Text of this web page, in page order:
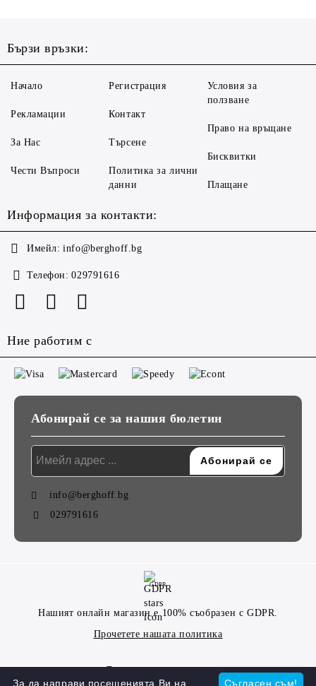
Бързи връзки:
Начало
Рекламации
За Нас
Чести Въпроси
Регистрация
Контакт
Търсене
Политика за лични
данни
Условия за
ползване
Право на връщане
Бисквитки
Плащане
Информация за контакти:
Имейл: info@berghoff.bg
Телефон: 029791616
Ние работим с
Абонирай се за нашия бюлетин
info@berghoff.bg
029791616
GDPR
Нашият онлайн магазин е 100% съобразен с GDPR.
Прочетете нашата политика
Моите лични данни
Съгласен съм!
За да направи посещенията Ви на